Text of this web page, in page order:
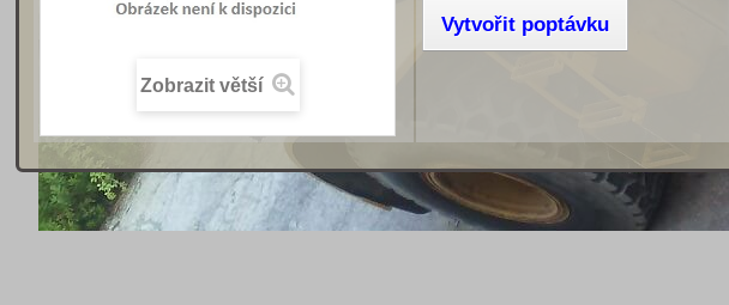
Zobrazit větší
Vytvořit poptávku